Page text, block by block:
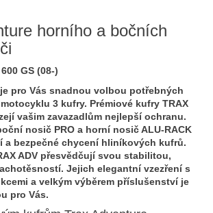
horního a bočních
GS (08-)
pro Vás snadnou volbou potřebných
3 kufry. Prémiové kufry TRAX
vašim zavazadlům nejlepší ochranu.
nosič PRO a horní nosič ALU-RACK
a bezpečné chycení hliníkových kufrů.
ADV přesvědčují svou stabilitou,
Jejich elegantní vzezření s
a velkým výběrem příslušenství je
pro Vás.